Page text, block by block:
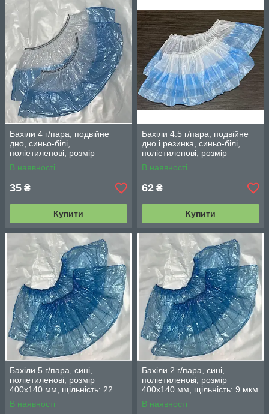
Бахіли 4 г/пара, подвійне
дно, синьо-білі,
поліетиленові, розмір
400х140 мм, щільність: 11+13
мкм (фасування 100 шт/ 50
В наявності
35 ₴
Купити
Бахіли 4.5 г/пара, подвійне
дно і резинка, синьо-білі,
поліетиленові, розмір
400х140 мм, щільність: 11+14
мкм (фас.100 шт/ 50 пар)
В наявності
62 ₴
Купити
Бахіли 5 г/пара, сині,
поліетиленові, розмір
400х140 мм, щільність: 22
мкм (фасування 100 шт./50
пар)
В наявності
Бахіли 2 г/пара, сині,
поліетиленові, розмір
400х140 мм, щільність: 9 мкм
(фасування 100 шт/ 50 пар)
В наявності